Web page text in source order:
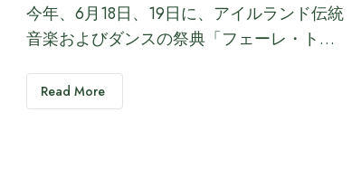
今年、6月18日、19日に、アイルランド伝統
音楽およびダンスの祭典「フェーレ・ト…
Read More